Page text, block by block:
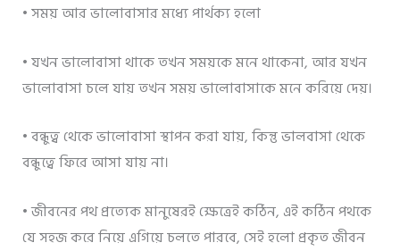
• সময় আর ভালোবাসার মধ্যে পার্থক্য হলো
• যখন ভালোবাসা থাকে তখন সময়কে মনে থাকেনা, আর যখন
ভালোবাসা চলে যায় তখন সময় ভালোবাসাকে মনে করিয়ে দেয়।
• বন্ধুত্ব থেকে ভালোবাসা স্থাপন করা যায়, কিন্তু ভালবাসা থেকে
বন্ধুত্বে ফিরে আসা যায় না।
• জীবনের পথ প্রত্যেক মানুষেরই ক্ষেত্রেই কঠিন, এই কঠিন পথকে
যে সহজ করে নিয়ে এগিয়ে চলতে পারবে, সেই হলো প্রকৃত জীবন